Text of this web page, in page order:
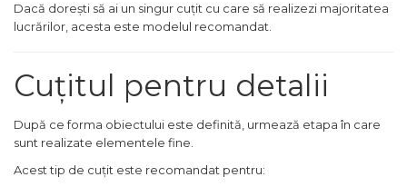
Presa Hidraulica Ondulare
Cabluri
Pompa Aer
Ulei Hidraulic
Troliu
Dacă dorești să ai un singur cuțit cu care să realizezi majoritatea
lucrărilor, acesta este modelul recomandat.
Cuțitul pentru detalii
După ce forma obiectului este definită, urmează etapa în care
sunt realizate elementele fine.
Acest tip de cuțit este recomandat pentru: